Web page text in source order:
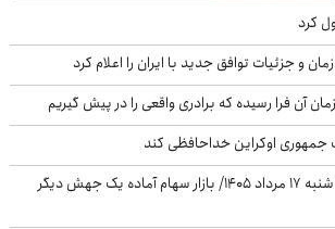
کرد
و جزئیات توافق جدید با ایران را اعلام کرد
آن فرا رسیده که برادری واقعی را در پیش گیریم
جمهوری اوکراین خداحافظی کند
پیش‌بینی بورس فردا شنبه ۱۷ مرداد ۱۴۰۵/ بازار سهام آماده یک جهش دیگر